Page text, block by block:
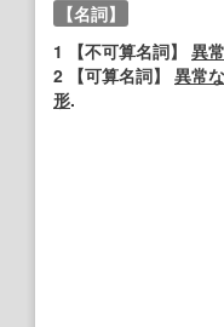
【名詞】
1
【不可算名詞】 異常
2 【可算名詞】 異常な
形.